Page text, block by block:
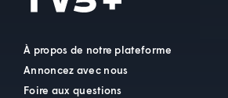
À propos de notre plateforme
Annoncez avec nous
Foire aux questions